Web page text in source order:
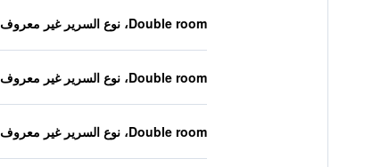
Double room، نوع السرير غير معروف
Double room، نوع السرير غير معروف
Double room، نوع السرير غير معروف